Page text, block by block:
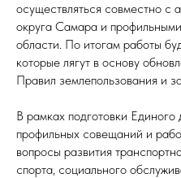
осуществляться совместно с
округа Самара и
области. По итогам работы
которые лягут в основу
Правил землепользования и
В рамках подготовки
профильных совещаний и
вопросы развития
спорта, социального